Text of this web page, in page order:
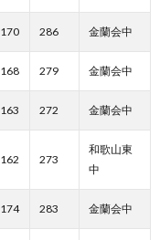
170 286 金蘭会中
168 279 金蘭会中
163 272 金蘭会中
162 273
和歌山東
中
174 283 金蘭会中